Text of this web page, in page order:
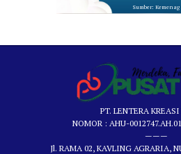
Sumber: Kemenag
PT. LENTERA
NOMOR : AHU-
———
Jl. RAMA 02, KAVLING AGRARIA,